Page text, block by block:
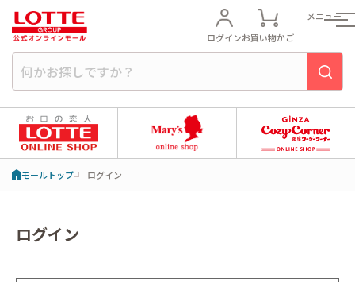
ログインお買い物かご
メニュー
モールトップ ログイン
ログイン